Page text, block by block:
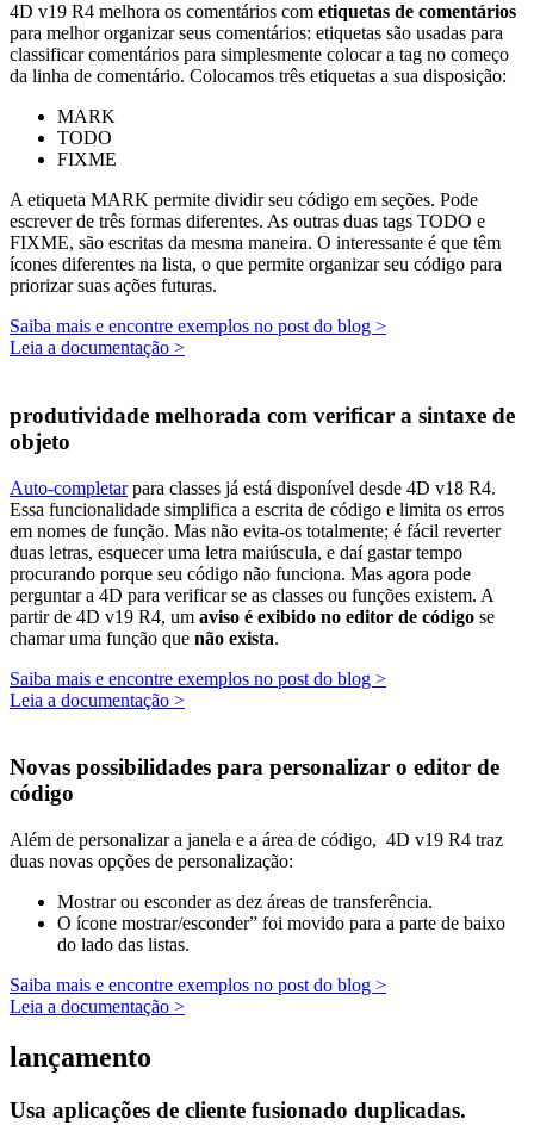
4D v19 R4 melhora os comentários com etiquetas de comentários
para melhor organizar seus comentários: etiquetas são usadas para
classificar comentários para simplesmente colocar a tag no começo
da linha de comentário. Colocamos três etiquetas a sua disposição:
MARK
TODO
FIXME
A etiqueta MARK permite dividir seu código em seções. Pode
escrever de três formas diferentes. As outras duas tags TODO e
FIXME, são escritas da mesma maneira. O interessante é que têm
ícones diferentes na lista, o que permite organizar seu código para
priorizar suas ações futuras.
Saiba mais e encontre exemplos no post do blog >
Leia a documentação >
produtividade melhorada com verificar a sintaxe de
objeto
Auto-completarpara classes já está disponível desde 4D v18 R4.
Essa funcionalidade simplifica a escrita de código e limita os erros
em nomes de função. Mas não evita-os totalmente; é fácil reverter
duas letras, esquecer uma letra maiúscula, e daí gastar tempo
procurando porque seu código não funciona. Mas agora pode
perguntar a 4D para verificar se as classes ou funções existem. A
partir de 4D v19 R4, um aviso é exibido no editor de código se
chamar uma função que não exista.
Saiba mais e encontre exemplos no post do blog >
Leia a documentação >
Novas possibilidades para personalizar o editor de
código
Além de personalizar a janela e a área de código, 4D v19 R4 traz
duas novas opções de personalização:
Mostrar ou esconder as dez áreas de transferência.
O ícone mostrar/esconder” foi movido para a parte de baixo
do lado das listas.
Saiba mais e encontre exemplos no post do blog >
Leia a documentação >
lançamento
Usa aplicações de cliente fusionado duplicadas.